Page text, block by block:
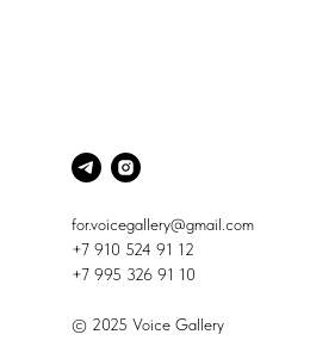
for.voicegallery@gmail.com
+7 910 524 91 12
+7 995 326 91 10
© 2025 Voice Gallery